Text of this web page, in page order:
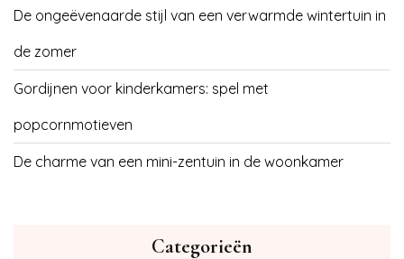
De ongeëvenaarde stijl van een verwarmde wintertuin in
de zomer
Gordijnen voor kinderkamers: spel met
popcornmotieven
De charme van een mini-zentuin in de woonkamer
Categorieën